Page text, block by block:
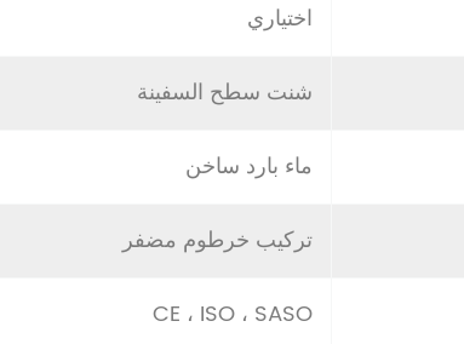
اختياري
شنت سطح السفينة
ماء بارد ساخن
تركيب خرطوم مضفر
CE ، ISO ، SASO